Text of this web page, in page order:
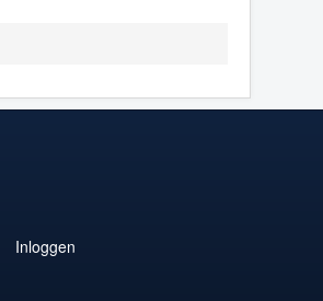
Inloggen